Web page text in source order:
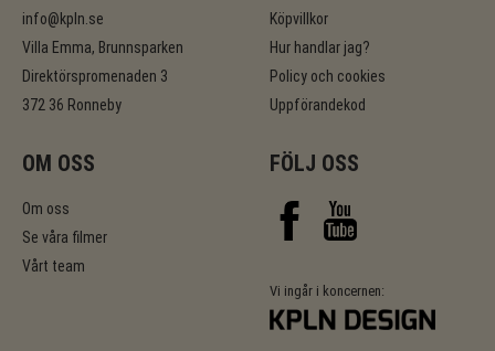
info@kpln.se
Villa Emma, Brunnsparken
Direktörspromenaden 3
372 36 Ronneby
Köpvillkor
Hur handlar jag?
Policy och cookies
Uppförandekod
OM OSS
Om oss
Se våra filmer
Vårt team
FÖLJ OSS
Vi ingår i koncernen: